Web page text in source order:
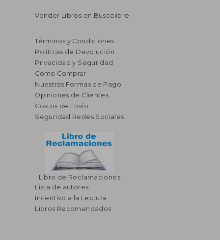
Vender Libros en Buscalibre
Términos y Condiciones
Políticas de Devolución
Privacidad y Seguridad
Cómo Comprar
Nuestras Formas de Pago
Opiniones de Clientes
Costos de Envío
Seguridad Redes Sociales
Libro de Reclamaciones
Lista de autores
Incentivo a la Lectura
Libros Recomendados